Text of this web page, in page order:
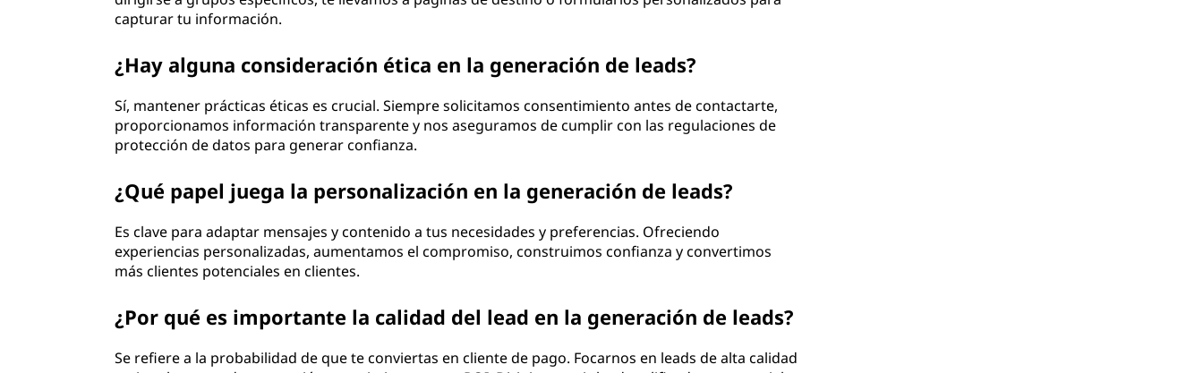
capturar tu información.
¿Hay alguna consideración ética en la generación de leads?
Sí, mantener prácticas éticas es crucial. Siempre solicitamos consentimiento antes de contactarte,
proporcionamos información transparente y nos aseguramos de cumplir con las regulaciones de
protección de datos para generar confianza.
¿Qué papel juega la personalización en la generación de leads?
Es clave para adaptar mensajes y contenido a tus necesidades y preferencias. Ofreciendo
experiencias personalizadas, aumentamos el compromiso, construimos confianza y convertimos
más clientes potenciales en clientes.
¿Por qué es importante la calidad del lead en la generación de leads?
Se refiere a la probabilidad de que te conviertas en cliente de pago. Focarnos en leads de alta calidad